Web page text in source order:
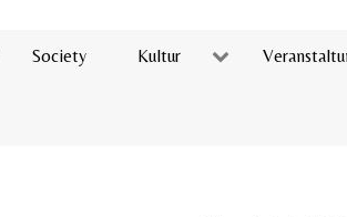
Society Kultur